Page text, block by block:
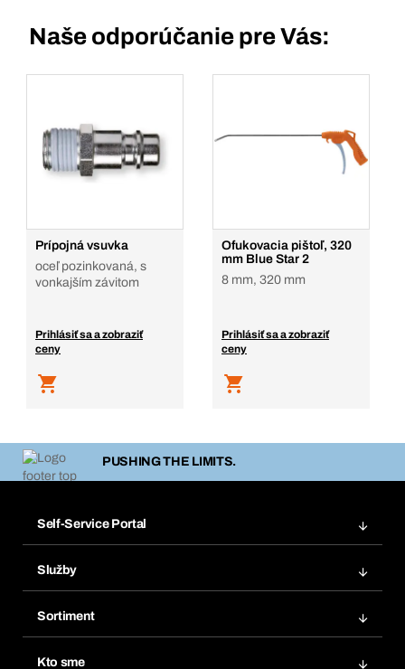
Naše odporúčanie pre Vás:
Prípojná vsuvka
oceľ pozinkovaná, s
vonkajším závitom
Prihlásiť sa a zobraziť
ceny
Ofukovacia pištoľ, 320
mm Blue Star 2
8 mm, 320 mm
Prihlásiť sa a zobraziť
ceny
PUSHING THE LIMITS.
Self-Service Portal
Obľúbené
Opakované objednávky
Služby
Chemická databáza
Sortiment
Kto sme